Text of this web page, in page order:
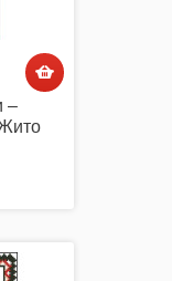
–